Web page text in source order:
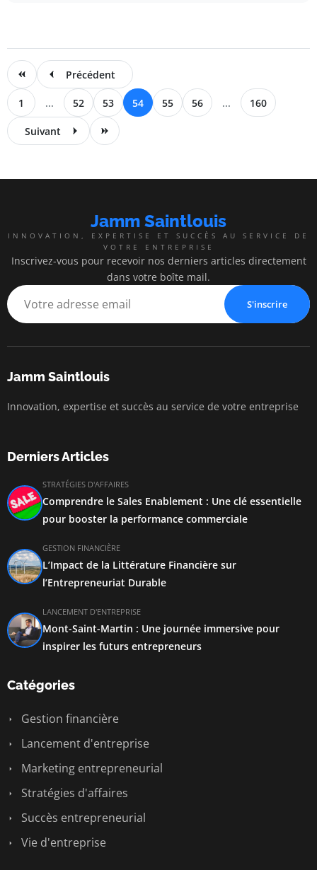
Précédent
1 ... 52 53 54 55 56 ... 160
Suivant
Jamm Saintlouis
INNOVATION, EXPERTISE ET SUCCÈS AU SERVICE DE
VOTRE ENTREPRISE
Inscrivez-vous pour recevoir nos derniers articles directement
dans votre boîte mail.
S'inscrire
Jamm Saintlouis
Innovation, expertise et succès au service de votre entreprise
Derniers Articles
STRATÉGIES D'AFFAIRES
Comprendre le Sales Enablement : Une clé essentielle
pour booster la performance commerciale
GESTION FINANCIÈRE
L’Impact de la Littérature Financière sur
l’Entrepreneuriat Durable
LANCEMENT D'ENTREPRISE
Mont-Saint-Martin : Une journée immersive pour
inspirer les futurs entrepreneurs
Catégories
Gestion financière
Lancement d'entreprise
Marketing entrepreneurial
Stratégies d'affaires
Succès entrepreneurial
Vie d'entreprise